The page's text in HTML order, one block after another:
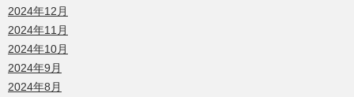
2024年12月
2024年11月
2024年10月
2024年9月
2024年8月